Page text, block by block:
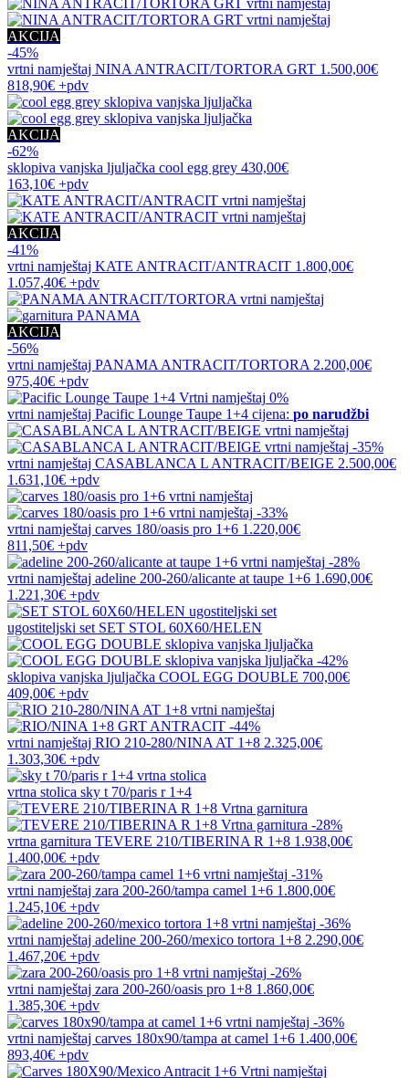
AKCIJA
-45%
vrtni namještaj NINA ANTRACIT/TORTORA GRT 1.500,00€
818,90€ +pdv
AKCIJA
-62%
sklopiva vanjska ljuljačka cool egg grey 430,00€
163,10€ +pdv
AKCIJA
-41%
vrtni namještaj KATE ANTRACIT/ANTRACIT 1.800,00€
1.057,40€ +pdv
AKCIJA
-56%
vrtni namještaj PANAMA ANTRACIT/TORTORA 2.200,00€
975,40€ +pdv
0%
vrtni namještaj Pacific Lounge Taupe 1+4 cijena: po narudžbi
-35%
vrtni namještaj CASABLANCA L ANTRACIT/BEIGE 2.500,00€
1.631,10€ +pdv
-33%
vrtni namještaj carves 180/oasis pro 1+6 1.220,00€
811,50€ +pdv
-28%
vrtni namještaj adeline 200-260/alicante at taupe 1+6 1.690,00€
1.221,30€ +pdv
ugostiteljski set SET STOL 60X60/HELEN
-42%
sklopiva vanjska ljuljačka COOL EGG DOUBLE 700,00€
409,00€ +pdv
-44%
vrtni namještaj RIO 210-280/NINA AT 1+8 2.325,00€
1.303,30€ +pdv
vrtna stolica sky t 70/paris r 1+4
-28%
vrtna garnitura TEVERE 210/TIBERINA R 1+8 1.938,00€
1.400,00€ +pdv
-31%
vrtni namještaj zara 200-260/tampa camel 1+6 1.800,00€
1.245,10€ +pdv
-36%
vrtni namještaj adeline 200-260/mexico tortora 1+8 2.290,00€
1.467,20€ +pdv
-26%
vrtni namještaj zara 200-260/oasis pro 1+8 1.860,00€
1.385,30€ +pdv
-36%
vrtni namještaj carves 180x90/tampa at camel 1+6 1.400,00€
893,40€ +pdv